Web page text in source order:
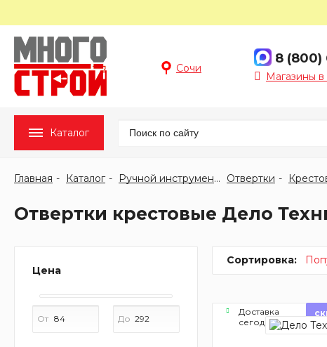
Сочи
8 (800)
Магазины
Каталог
Главная Каталог Ручной инструмент Отвертки
Отвертки крестовые Дело
Цена
От До
Сортировка:
Доставка
сегодня